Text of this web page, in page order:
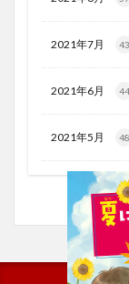
2021年7月 43
2021年6月 44
2021年5月 48